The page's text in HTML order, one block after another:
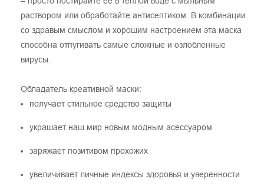
раствором или обработайте антисептиком. В комбинации
со здравым смыслом и хорошим настроением эта маска
способна отпугивать самые сложные и озлобленные
вирусы.
Обладатель креативной маски:
получает стильное средство защиты
украшает наш мир новым модным асессуаром
заряжает позитивом прохожих
увеличивает личные индексы здоровья и уверенности